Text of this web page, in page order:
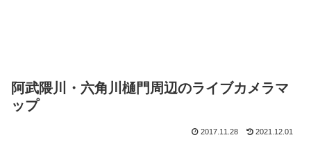
阿武隈川・六角川樋門周辺のライブカメラマ
ップ
2017.11.28 2021.12.01